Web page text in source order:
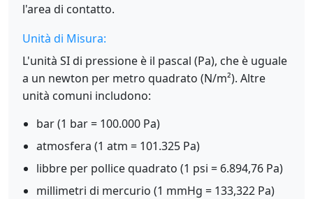
l'area di contatto.
Unità di Misura:
L'unità SI di pressione è il pascal (Pa), che è uguale
a un newton per metro quadrato (N/m²). Altre
unità comuni includono:
bar (1 bar = 100.000 Pa)
atmosfera (1 atm = 101.325 Pa)
libbre per pollice quadrato (1 psi = 6.894,76 Pa)
millimetri di mercurio (1 mmHg = 133,322 Pa)